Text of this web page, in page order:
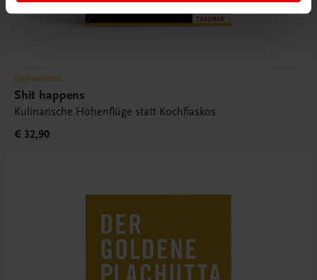
Gastronomie
Shit happens
Kulinarische Höhenflüge statt Kochfiaskos
€ 32,90